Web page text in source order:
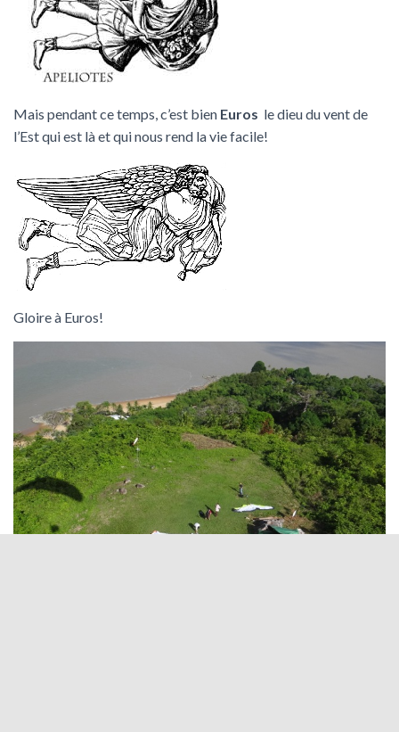
Mais pendant ce temps, c’est bien Euros le dieu du vent de
l’Est qui est là et qui nous rend la vie facile!
Gloire à Euros!